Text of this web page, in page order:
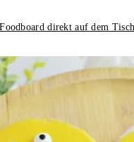
direkt auf dem